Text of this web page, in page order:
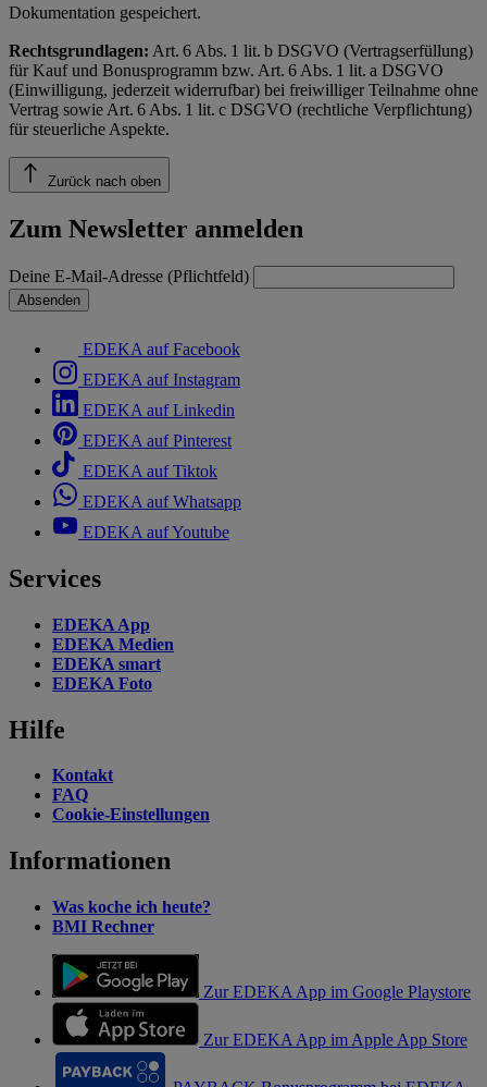
Dokumentation gespeichert.
Rechtsgrundlagen: Art. 6 Abs. 1 lit. b DSGVO (Vertragserfüllung)
für Kauf und Bonusprogramm bzw. Art. 6 Abs. 1 lit. a DSGVO
(Einwilligung, jederzeit widerrufbar) bei freiwilliger Teilnahme ohne
Vertrag sowie Art. 6 Abs. 1 lit. c DSGVO (rechtliche Verpflichtung)
für steuerliche Aspekte.
Zurück nach oben
Zum Newsletter anmelden
Deine E-Mail-Adresse (Pflichtfeld)
Absenden
EDEKA auf Facebook
EDEKA auf Instagram
EDEKA auf Linkedin
EDEKA auf Pinterest
EDEKA auf Tiktok
EDEKA auf Whatsapp
EDEKA auf Youtube
Services
EDEKA App
EDEKA Medien
EDEKA smart
EDEKA Foto
Hilfe
Kontakt
FAQ
Cookie-Einstellungen
Informationen
Was koche ich heute?
BMI Rechner
Zur EDEKA App im Google Playstore
Zur EDEKA App im Apple App Store